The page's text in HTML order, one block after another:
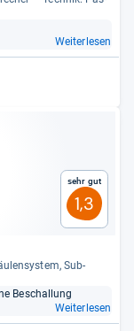
Weiterlesen
Sehr gut
1,3
Sub­
Beschal­lung
Weiterlesen